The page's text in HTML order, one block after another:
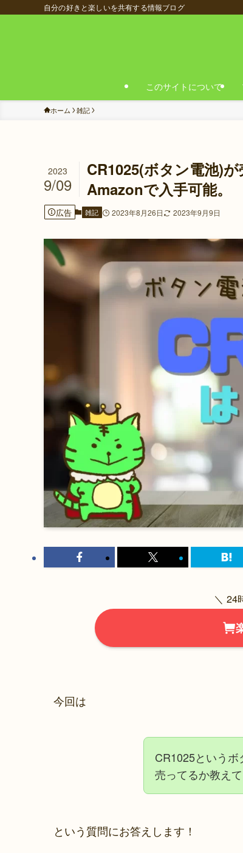
自分の好きと楽しいを共有する情報ブログ
このサイトについて
ホーム 雑記
CR1025(ボタン電池)
Amazonで入手可能。
2023
9/09
広告 雑記 2023年8月26日 2023年9月9日
＼ 24
今回は
CR1025という
売ってるか教えて
という質問にお答えします！